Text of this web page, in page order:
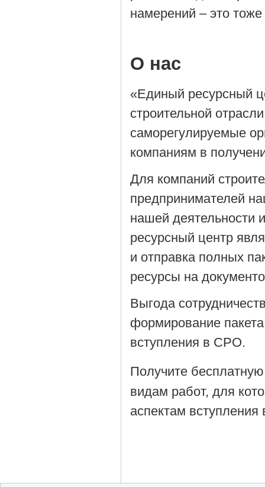
намерений – это
О нас
«Единый ресурсный
строительной
саморегулируемые
компаниям в
Для компаний
предпринимателей
нашей деятельности
ресурсный центр
и отправка полных
ресурсы на
Выгода
формирование
вступления в СРО.
Получите
видам работ, для
аспектам